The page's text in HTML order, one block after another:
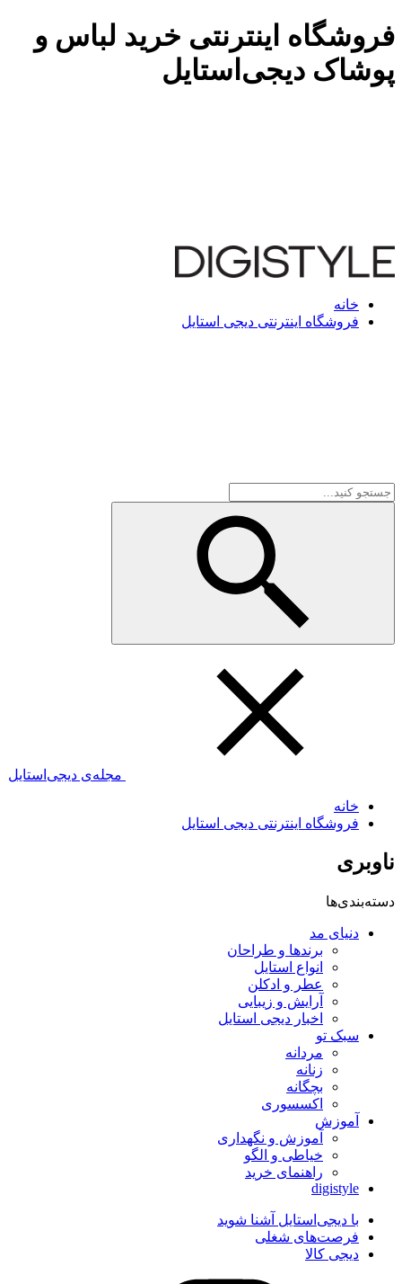
فروشگاه اینترنتی خرید لباس و
پوشاک دیجی‌استایل
خانه
فروشگاه اینترنتی دیجی استایل
مجله‌ی دیجی‌استایل
خانه
فروشگاه اینترنتی دیجی استایل
ناوبری
دسته‌بندی‌ها
دنیای مد
برندها و طراحان
انواع استایل
عطر و ادکلن
آرایش و زیبایی
اخبار دیجی استایل
سبک تو
مردانه
زنانه
بچگانه
اکسسوری
آموزش
آموزش و نگهداری
خیاطی و الگو
راهنمای خرید
digistyle
با دیجی‌استایل آشنا شوید
فرصت‌های شغلی
دیجی کالا